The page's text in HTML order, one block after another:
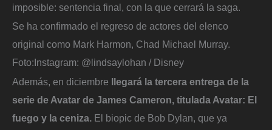
imposible: sentencia final, con la que cerrará la saga.
Se ha confirmado el regreso de actores del elenco
original como Mark Harmon, Chad Michael Murray.
Foto: Instagram: @lindsaylohan / Disney
Además, en diciembre llegará la tercera entrega de la
serie de Avatar de James Cameron, titulada Avatar: El
fuego y la ceniza. El biopic de Bob Dylan, que ya